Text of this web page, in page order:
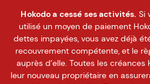
Hokodo a cessé ses activités. Si
utilisé un moyen de paiement
dettes impayées, vous avez déjà
recouvrement compétente, et le
auprès d’elle. Toutes les
leur nouveau propriétaire en